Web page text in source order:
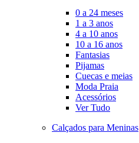
0 a 24 meses
1 a 3 anos
4 a 10 anos
10 a 16 anos
Fantasias
Pijamas
Cuecas e meias
Moda Praia
Acessórios
Ver Tudo
Calçados para Meninas